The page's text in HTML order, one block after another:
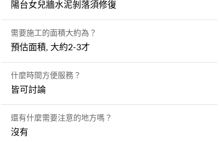
陽台女兒牆水泥剝落須修復
需要施工的面積大約為？
預估面積, 大約2-3才
什麼時間方便服務？
皆可討論
還有什麼需要注意的地方嗎？
沒有